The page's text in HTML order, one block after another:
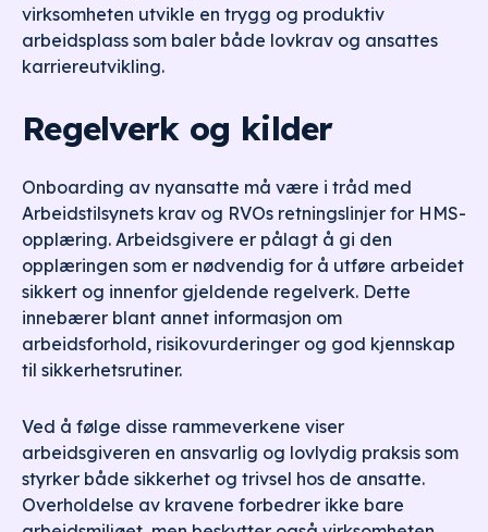
virksomheten utvikle en trygg og produktiv
arbeidsplass som baler både lovkrav og ansattes
karriereutvikling.
Regelverk og kilder
Onboarding av nyansatte må være i tråd med
Arbeidstilsynets krav og RVOs retningslinjer for HMS-
opplæring. Arbeidsgivere er pålagt å gi den
opplæringen som er nødvendig for å utføre arbeidet
sikkert og innenfor gjeldende regelverk. Dette
innebærer blant annet informasjon om
arbeidsforhold, risikovurderinger og god kjennskap
til sikkerhetsrutiner.
Ved å følge disse rammeverkene viser
arbeidsgiveren en ansvarlig og lovlydig praksis som
styrker både sikkerhet og trivsel hos de ansatte.
Overholdelse av kravene forbedrer ikke bare